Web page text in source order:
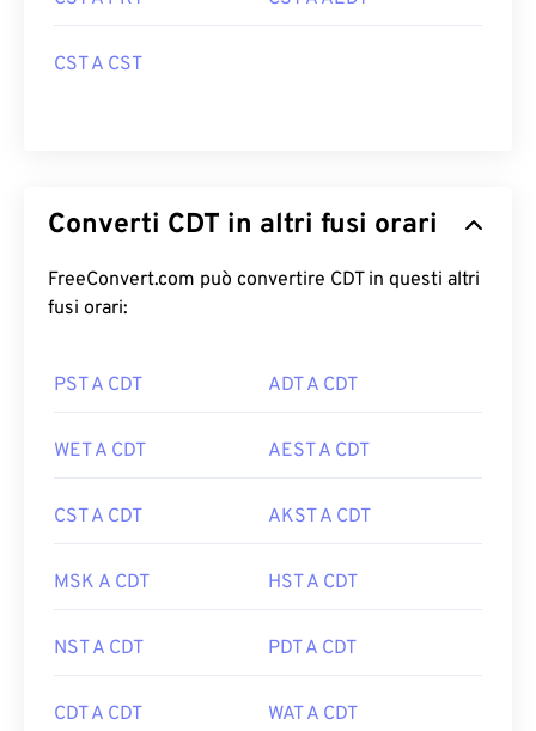
CST A CST
Converti CDT in altri fusi orari
FreeConvert.com può convertire CDT in questi altri
fusi orari:
PST A CDT ADT A CDT
WET A CDT AEST A CDT
CST A CDT AKST A CDT
MSK A CDT HST A CDT
NST A CDT PDT A CDT
CDT A CDT WAT A CDT